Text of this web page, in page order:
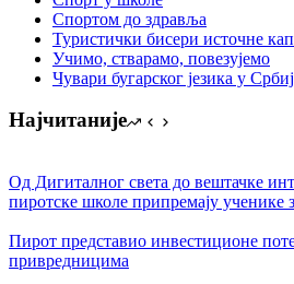
Спортом до здравља
Туристички бисери источне
Учимо, стварамо, повезујемо
Чувари бугарског језика у
Најчитаније
Од Дигиталног света до вештачке
пиротске школе припремају ученике
Пирот представио инвестиционе
привредницима